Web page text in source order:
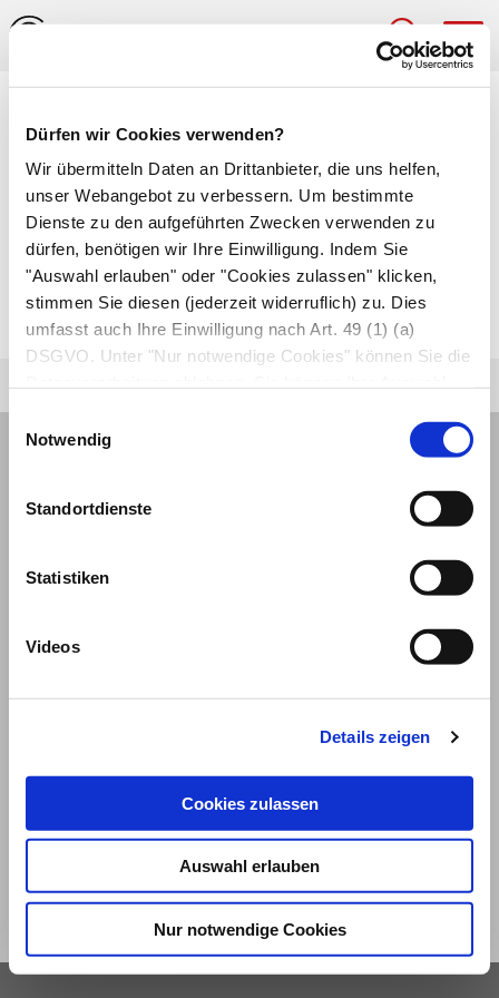
Dürfen wir Cookies verwenden?
Wir übermitteln Daten an Drittanbieter, die uns helfen,
unser Webangebot zu verbessern. Um bestimmte
Dienste zu den aufgeführten Zwecken verwenden zu
dürfen, benötigen wir Ihre Einwilligung. Indem Sie
"Auswahl erlauben" oder "Cookies zulassen" klicken,
stimmen Sie diesen (jederzeit widerruflich) zu. Dies
umfasst auch Ihre Einwilligung nach Art. 49 (1) (a)
DSGVO. Unter "Nur notwendige Cookies" können Sie die
Einwilligungsauswahl
Notwendig
Standortdienste
Statistiken
Videos
Details zeigen
Cookies zulassen
Auswahl erlauben
Nur notwendige Cookies
Propulsion
Unverhältnismäßig starke Vorwärtsverlagerung
beim Gehen, die z.B. bei derParkinson-
Krankheitauftritt und eine erhebliche
Sturzgefahr darstellt.
Datenschutz Privatsphäre